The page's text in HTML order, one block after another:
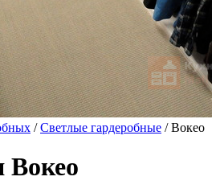
/Светлые гардеробные / Вокео
Вокео